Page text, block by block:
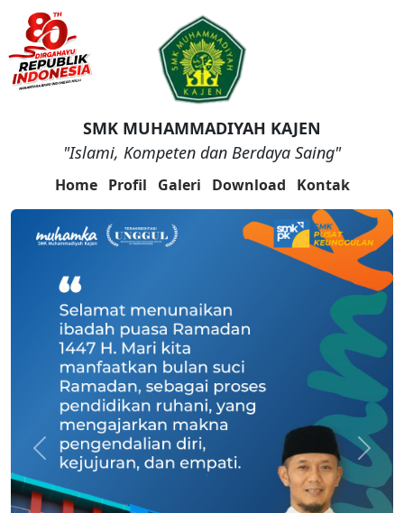
SMK MUHAMMADIYAH KAJEN
"Islami, Kompeten dan Berdaya Saing"
Home Profil Galeri Download Kontak
Previous Next